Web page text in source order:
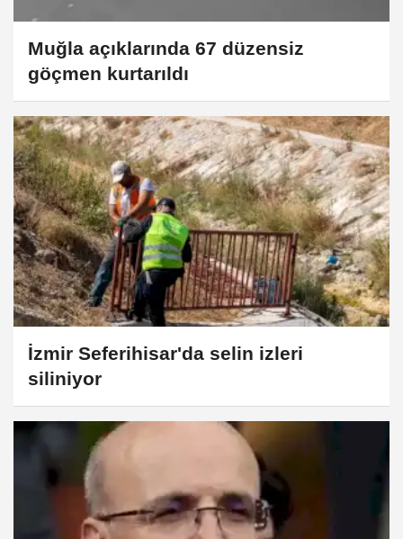
Muğla açıklarında 67 düzensiz
göçmen kurtarıldı
İzmir Seferihisar'da selin izleri
siliniyor